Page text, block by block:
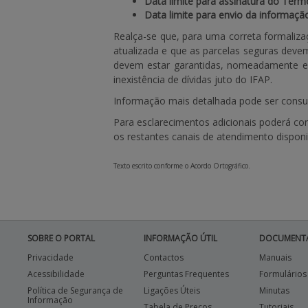
Data limite para envio da
Realça-se que, para uma correta
atualizada e que as parcelas seguras
devem estar garantidas, nomeadamente
inexistência de dívidas juto do IFAP.
Informação mais detalhada pode ser
Para esclarecimentos adicionais poderá
os restantes canais de atendimento
Texto escrito conforme o Acordo Ortográfico.
SOBRE O PORTAL
Privacidade
Acessibilidade
Política de Segurança de
Informação
INFORMAÇÃO ÚTIL
Contactos
Perguntas Frequentes
Ligações Úteis
Manuais
Formulários
Minutas